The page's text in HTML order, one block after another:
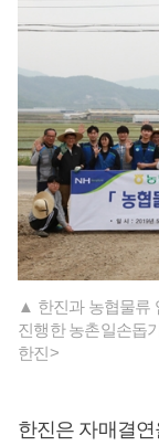
▲ 한진과 농협물류
진행한 농촌일손돕
한진>
한진은 자매결